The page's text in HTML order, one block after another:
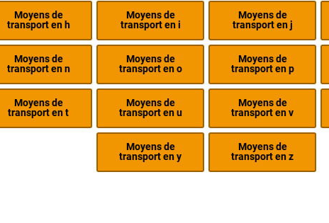
Moyens de
transport en h
Moyens de
transport en i
Moyens de
transport en j
Moyens de
transport en n
Moyens de
transport en o
Moyens de
transport en p
Moyens de
transport en t
Moyens de
transport en u
Moyens de
transport en v
Moyens de
transport en y
Moyens de
transport en z